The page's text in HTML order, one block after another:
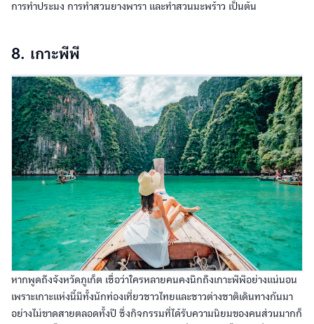
การทำประมง การทำสวนยางพารา และทำสวนมะพร้าว เป็นต้น
8. เกาะพีพี
หากพูดถึงจังหวัดภูเก็ต เชื่อว่าใครหลายคนคงนึกถึงเกาะพีพีอย่างแน่นอน
เพราะเกาะแห่งนี้มีทั้งนักท่องเที่ยวชาวไทยและชาวต่างชาติเดินทางกันมา
อย่างไม่ขาดสายตลอดทั้งปี ซึ่งกิจกรรมที่ได้รับความนิยมของคนส่วนมากก็